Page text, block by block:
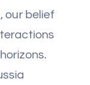
our belief